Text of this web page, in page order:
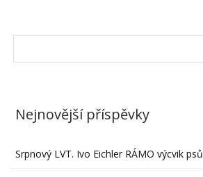
Nejnovější příspěvky
Srpnový LVT. Ivo Eichler RÁMO výcvik psů